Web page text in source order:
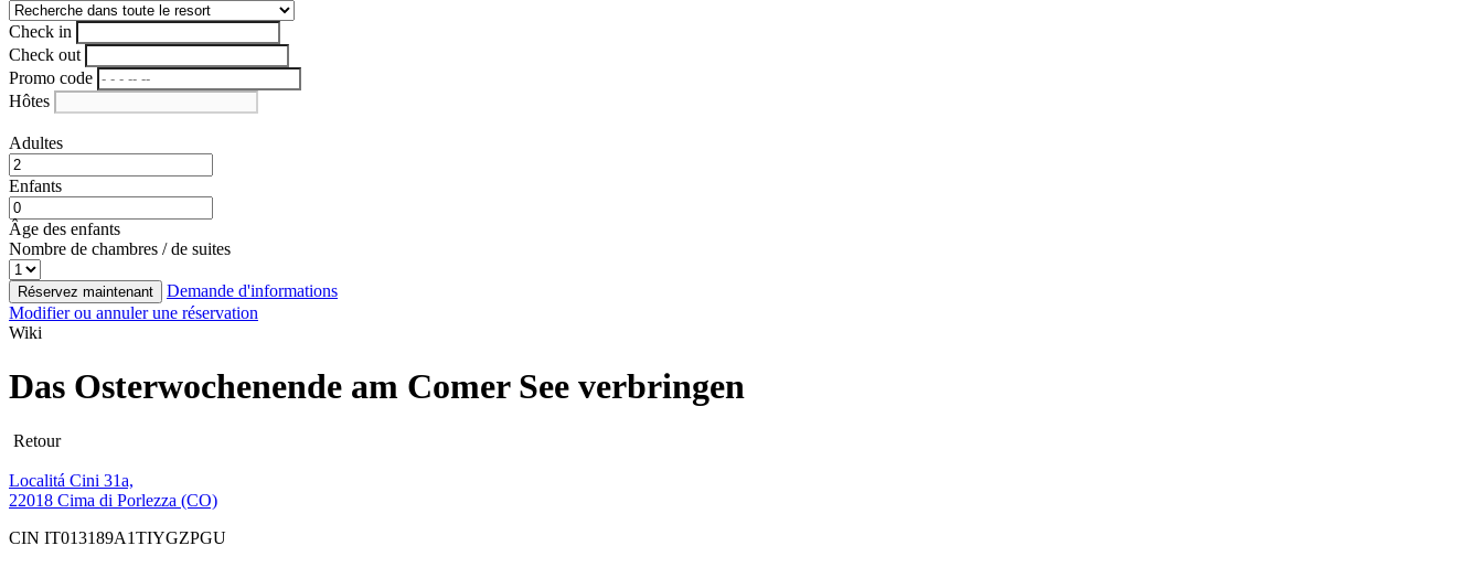
Check in
Check out
Promo code
Hôtes
Adultes
Enfants
Âge des enfants
Nombre de chambres / de suites
Réservez maintenant
Demande d'informations
Modifier ou annuler une réservation
Wiki
Das Osterwochenende am Comer See verbringen
Retour
Localitá Cini 31a,
22018 Cima di Porlezza (CO)
CIN IT013189A1TIYGZPGU